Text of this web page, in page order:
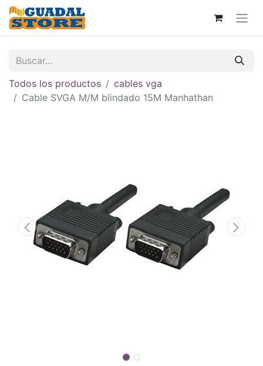
Todos los productos
cables vga
Cable SVGA M/M blindado 15M Manhathan